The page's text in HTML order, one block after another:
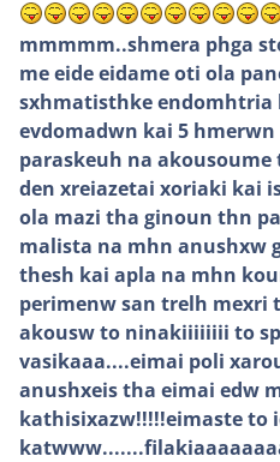
mmmmm..shmera phga
me eide eidame oti ola
sxhmatisthke endomhtria
evdomadwn kai 5
paraskeuh na
den xreiazetai xoriaki kai
ola mazi tha ginoun thn
malista na mhn anushxw
thesh kai apla na mhn
perimenw san trelh mexri
akousw to ninakiiiiiiii to
vasikaaa....eimai poli
anushxeis tha eimai edw
kathisixazw!!!!!eimaste to